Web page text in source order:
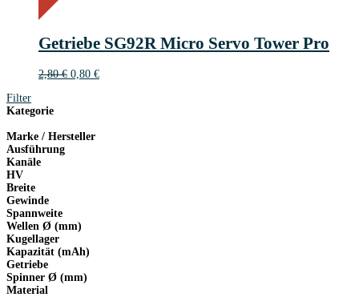
€
Getriebe SG92R Micro Servo Tower Pro
2,80€ Ursprünglicher
0,80 €Aktueller
Filter
Kategorie
Marke / Hersteller
Ausführung
Kanäle
HV
Breite
Gewinde
Spannweite
Wellen Ø (mm)
Kugellager
Kapazität (mAh)
Getriebe
Spinner Ø (mm)
Material